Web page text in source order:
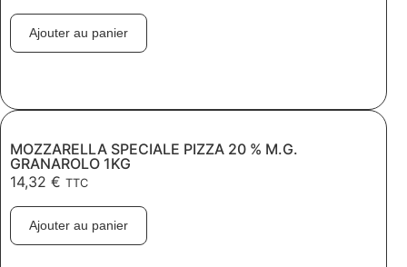
Ajouter au panier
MOZZARELLA SPECIALE PIZZA 20 % M.G.
GRANAROLO 1KG
14,32 € TTC
Ajouter au panier